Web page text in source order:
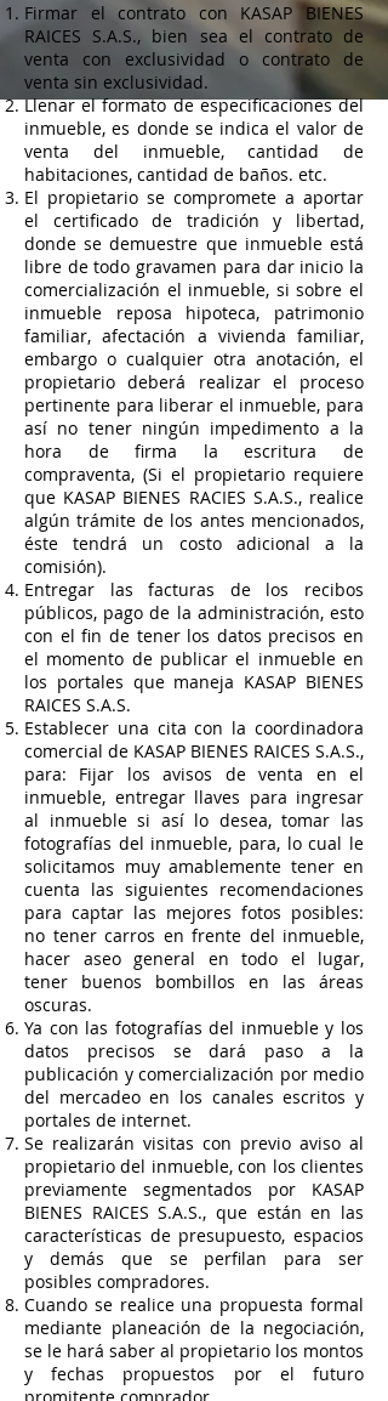
Firmar el contrato con KASAP BIENES
RAICES S.A.S., bien sea el contrato de
venta con exclusividad o contrato de
venta sin exclusividad.
Llenar el formato de especificaciones del
inmueble, es donde se indica el valor de
venta del inmueble, cantidad de
habitaciones, cantidad de baños. etc.
El propietario se compromete a aportar
el certificado de tradición y libertad,
donde se demuestre que inmueble está
libre de todo gravamen para dar inicio la
comercialización el inmueble, si sobre el
inmueble reposa hipoteca, patrimonio
familiar, afectación a vivienda familiar,
embargo o cualquier otra anotación, el
propietario deberá realizar el proceso
pertinente para liberar el inmueble, para
así no tener ningún impedimento a la
hora de firma la escritura de
compraventa, (Si el propietario requiere
que KASAP BIENES RACIES S.A.S., realice
algún trámite de los antes mencionados,
éste tendrá un costo adicional a la
comisión).
Entregar las facturas de los recibos
públicos, pago de la administración, esto
con el fin de tener los datos precisos en
el momento de publicar el inmueble en
los portales que maneja KASAP BIENES
RAICES S.A.S.
Establecer una cita con la coordinadora
comercial de KASAP BIENES RAICES S.A.S.,
para: Fijar los avisos de venta en el
inmueble, entregar llaves para ingresar
al inmueble si así lo desea, tomar las
fotografías del inmueble, para, lo cual le
solicitamos muy amablemente tener en
cuenta las siguientes recomendaciones
para captar las mejores fotos posibles:
no tener carros en frente del inmueble,
hacer aseo general en todo el lugar,
tener buenos bombillos en las áreas
oscuras.
Ya con las fotografías del inmueble y los
datos precisos se dará paso a la
publicación y comercialización por medio
del mercadeo en los canales escritos y
portales de internet.
Se realizarán visitas con previo aviso al
propietario del inmueble, con los clientes
previamente segmentados por KASAP
BIENES RAICES S.A.S., que están en las
características de presupuesto, espacios
y demás que se perfilan para ser
posibles compradores.
Cuando se realice una propuesta formal
mediante planeación de la negociación,
se le hará saber al propietario los montos
y fechas propuestos por el futuro